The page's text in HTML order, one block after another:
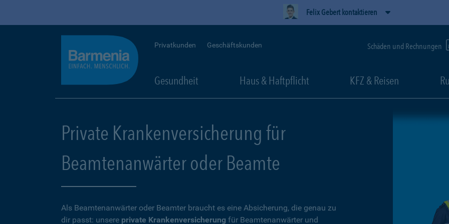
Felix Gebert kontaktieren
Privatkunden Geschäftskunden Schäden und Rechnungen
Gesundheit Haus & Haftpflicht KFZ & Reisen
Private Krankenversicherung für
Beamtenanwärter oder Beamte
Als Beamtenanwärter oder Beamter braucht es eine Absicherung, die genau zu
dir passt: unsere private Krankenversicherung für Beamtenanwärter und